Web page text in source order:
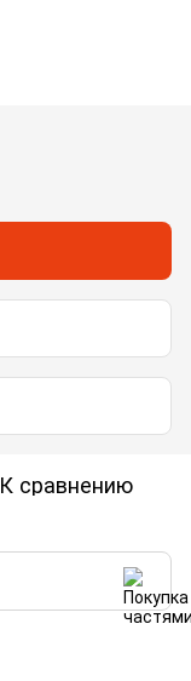
К сравнению